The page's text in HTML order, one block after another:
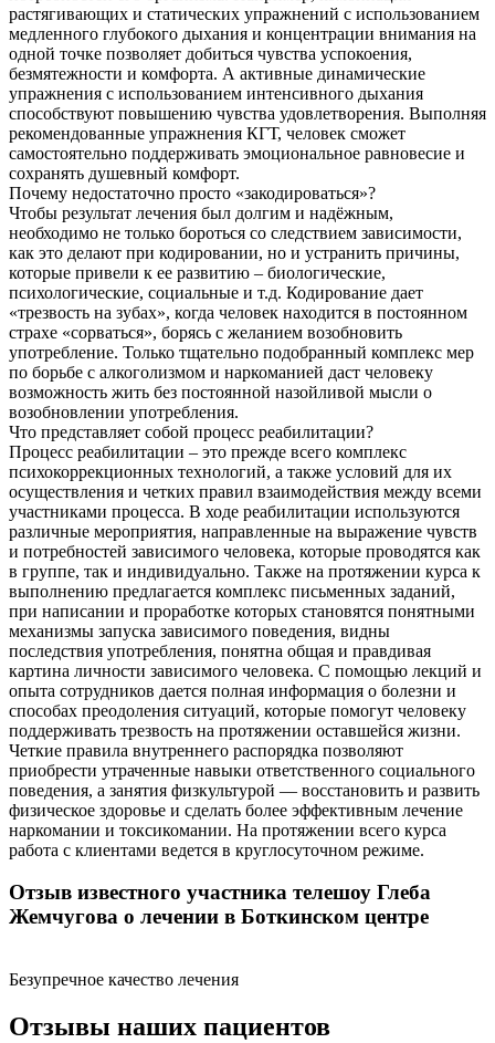
растягивающих и статических упражнений с использованием
медленного глубокого дыхания и концентрации внимания на
одной точке позволяет добиться чувства успокоения,
безмятежности и комфорта. А активные динамические
упражнения с использованием интенсивного дыхания
способствуют повышению чувства удовлетворения. Выполняя
рекомендованные упражнения КГТ, человек сможет
самостоятельно поддерживать эмоциональное равновесие и
сохранять душевный комфорт.
Почему недостаточно просто «закодироваться»?
Чтобы результат лечения был долгим и надёжным,
необходимо не только бороться со следствием зависимости,
как это делают при кодировании, но и устранить причины,
которые привели к ее развитию – биологические,
психологические, социальные и т.д. Кодирование дает
«трезвость на зубах», когда человек находится в постоянном
страхе «сорваться», борясь с желанием возобновить
употребление. Только тщательно подобранный комплекс мер
по борьбе с алкоголизмом и наркоманией даст человеку
возможность жить без постоянной назойливой мысли о
возобновлении употребления.
Что представляет собой процесс реабилитации?
Процесс реабилитации – это прежде всего комплекс
психокоррекционных технологий, а также условий для их
осуществления и четких правил взаимодействия между всеми
участниками процесса. В ходе реабилитации используются
различные мероприятия, направленные на выражение чувств
и потребностей зависимого человека, которые проводятся как
в группе, так и индивидуально. Также на протяжении курса к
выполнению предлагается комплекс письменных заданий,
при написании и проработке которых становятся понятными
механизмы запуска зависимого поведения, видны
последствия употребления, понятна общая и правдивая
картина личности зависимого человека. С помощью лекций и
опыта сотрудников дается полная информация о болезни и
способах преодоления ситуаций, которые помогут человеку
поддерживать трезвость на протяжении оставшейся жизни.
Четкие правила внутреннего распорядка позволяют
приобрести утраченные навыки ответственного социального
поведения, а занятия физкультурой — восстановить и развить
физическое здоровье и сделать более эффективным лечение
наркомании и токсикомании. На протяжении всего курса
работа с клиентами ведется в круглосуточном режиме.
Отзыв известного участника телешоу Глеба
Жемчугова о лечении в Боткинском центре
Безупречное качество лечения
Отзывы наших пациентов